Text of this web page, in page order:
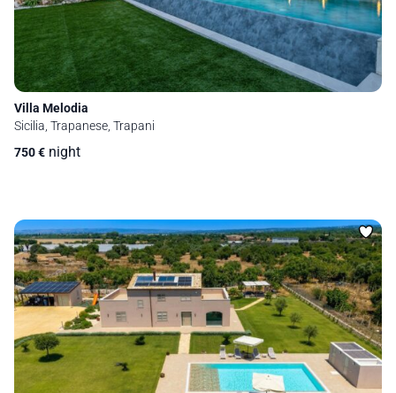
Villa Melodia
Sicilia, Trapanese, Trapani
750€ night